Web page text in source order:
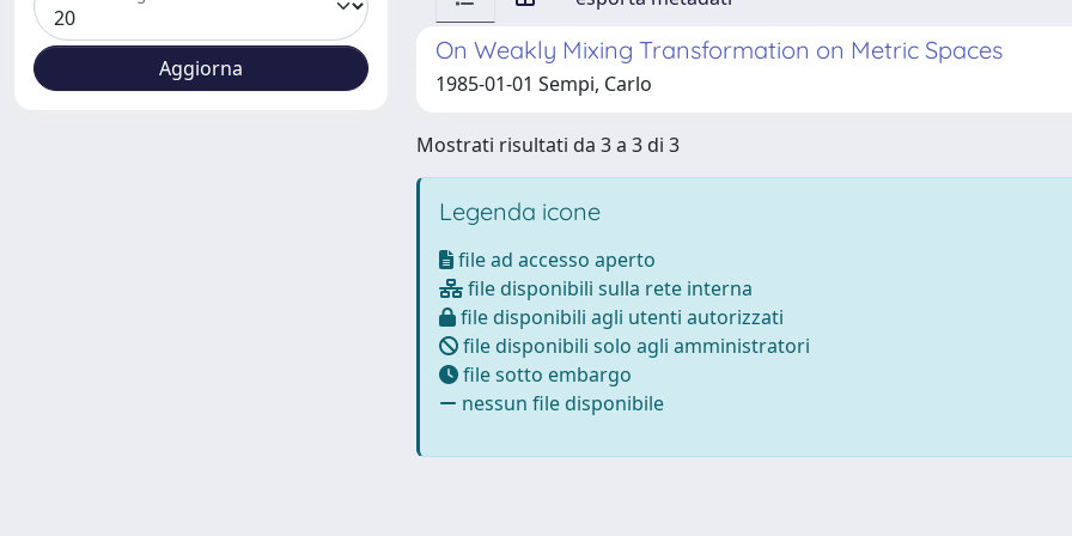
On Weakly Mixing Transformation on Metric Spaces
1985-01-01 Sempi, Carlo
Mostrati risultati da 3 a 3 di 3
Legenda icone
file ad accesso aperto
file disponibili sulla rete interna
file disponibili agli utenti autorizzati
file disponibili solo agli amministratori
file sotto embargo
nessun file disponibile